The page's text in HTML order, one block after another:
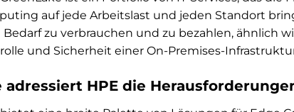
auf jede Arbeitslast und jeden Standort
Bedarf zu verbrauchen und zu bezahlen, ähnlich
und Sicherheit einer On-Premises-
adressiert HPE die